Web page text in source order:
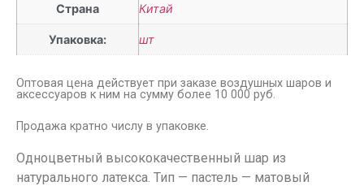
Страна Китай
Упаковка: шт
Оптовая цена действует при заказе воздушных шаров и
аксессуаров к ним на сумму более 10 000 руб.
Продажа кратно числу в упаковке.
Одноцветный высококачественный шар из
натурального латекса. Тип — пастель — матовый